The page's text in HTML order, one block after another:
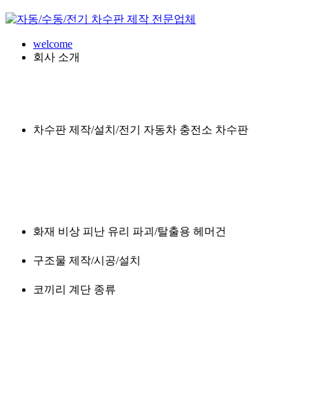
welcome
회사 소개
차수판 제작/설치/전기 자동차 충전소 차수판
화재 비상 피난 유리 파괴/탈출용 헤머건
구조물 제작/시공/설치
코끼리 계단 종류